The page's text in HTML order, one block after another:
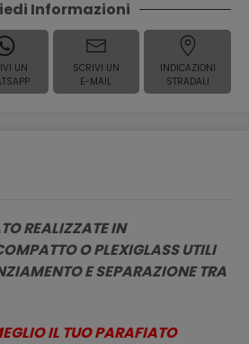
Informazioni
UN
SCRIVI UN
E-MAIL
INDICAZIONI
STRADALI
REALIZZATE IN
O PLEXIGLASS UTILI
E SEPARAZIONE TRA
IL TUO PARAFIATO